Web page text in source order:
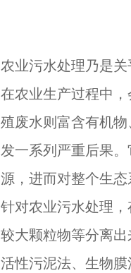
农业污水处理乃是关
在农业生产过程中
殖废水则富含有机
发一系列严重后果
源，进而对整个生态
针对农业污水处理
较大颗粒物等分离
活性污泥法、生物